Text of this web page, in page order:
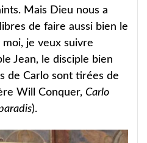
Mais Dieu nous a
de faire aussi bien le
moi, je veux suivre
Jean, le disciple bien
de Carlo sont tirées de
Will Conquer, Carlo
).